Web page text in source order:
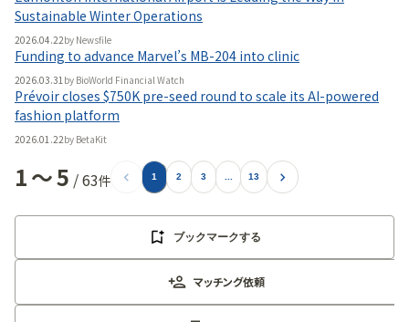
Sustainable Winter Operations
2026.04.22by Newsfile
Funding to advance Marvel’s MB-204 into clinic
2026.03.31by BioWorld Financial Watch
Prévoir closes $750K pre-seed round to scale its AI-powered
fashion platform
2026.01.22by BetaKit
1〜5 /63件 1 2 3 13
ブックマークする
マッチング依頼